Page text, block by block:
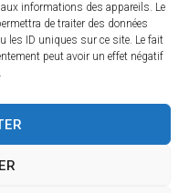
informations des appareils. Le
de traiter des données
les ID uniques sur ce site. Le fait
peut avoir un effet négatif
graulhet.fr
: